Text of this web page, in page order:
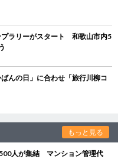
プラリーがスタート 和歌山市内5
んの日」に合わせ「旅行川柳コ
もっと見る
人が集結 マンション管理代